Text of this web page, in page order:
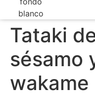
Tataki
sésamo
wakame